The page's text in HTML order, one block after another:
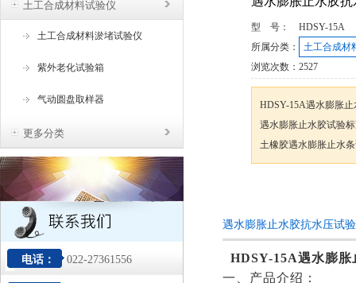
土工合成材料试验仪
土工合成材料淤堵试验仪
紫外老化试验箱
气动圆盘取样器
更多分类
电话： 022-27361556
型 号：
HDSY-15A
所属分类：
土工合成材
浏览次数： 2527
HDSY-15A遇水膨胀
遇水膨胀止水胶试验
土橡胶遇水膨胀止水
遇水膨胀止水胶抗水压试
HDSY-15A遇水膨胀
一、产品介绍：